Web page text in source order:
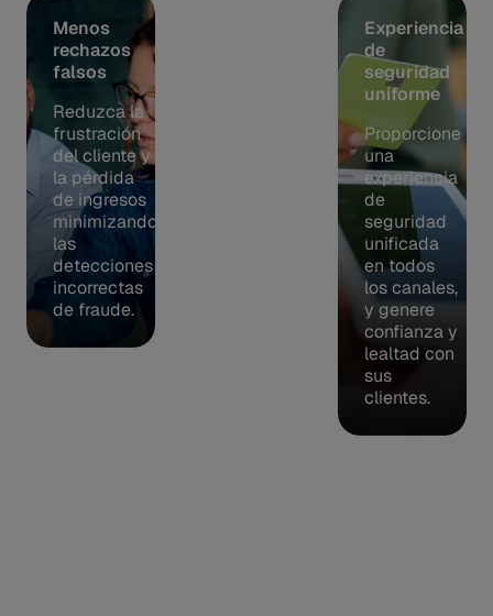
Menos
rechazos
falsos
Reduzca la
frustración
del cliente y
la pérdida
de ingresos
minimizando
las
detecciones
incorrectas
de fraude.
Experiencia
de
seguridad
uniforme
Proporcione
una
experiencia
de
seguridad
unificada
en todos
los canales,
y genere
confianza y
lealtad con
sus
clientes.